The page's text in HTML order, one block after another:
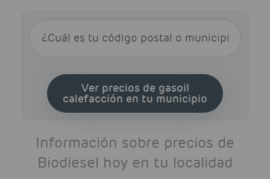
Ver precios de gasoil
calefacción en tu municipio
Información sobre precios de
Biodiesel hoy en tu localidad